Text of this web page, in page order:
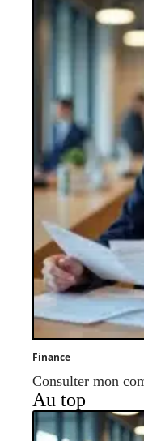
Finance
Consulter mon
Au top